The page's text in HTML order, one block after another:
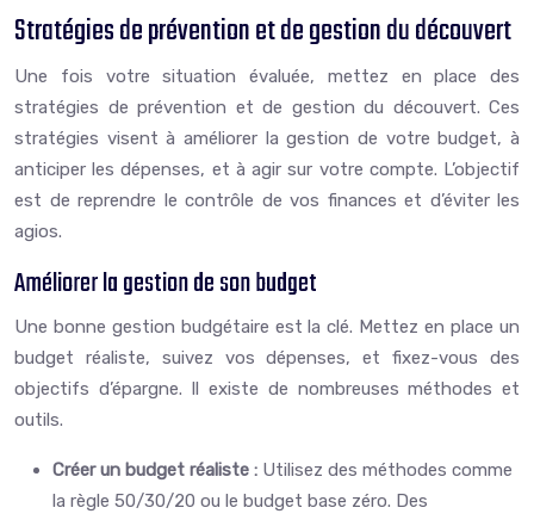
Stratégies de prévention et de gestion du découvert
Une fois votre situation évaluée, mettez en place des
stratégies de prévention et de gestion du découvert. Ces
stratégies visent à améliorer la gestion de votre budget, à
anticiper les dépenses, et à agir sur votre compte. L’objectif
est de reprendre le contrôle de vos finances et d’éviter les
agios.
Améliorer la gestion de son budget
Une bonne gestion budgétaire est la clé. Mettez en place un
budget réaliste, suivez vos dépenses, et fixez-vous des
objectifs d’épargne. Il existe de nombreuses méthodes et
outils.
Créer un budget réaliste : Utilisez des méthodes comme
la règle 50/30/20 ou le budget base zéro. Des